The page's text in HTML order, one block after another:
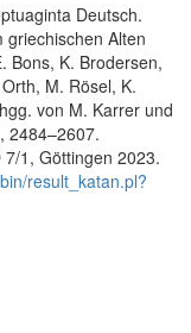
Deutsch.
griechischen Alten
Bons, K. Brodersen,
M. Rösel, K.
von M. Karrer und
2484–2607.
1, Göttingen 2023.
result_katan.pl?